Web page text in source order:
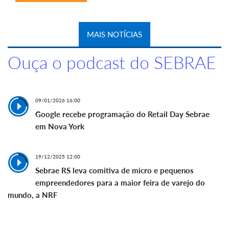
MAIS NOTÍCIAS
Ouça o podcast do SEBRAE
09/01/2026 16:00
Google recebe programação do Retail Day Sebrae
em Nova York
19/12/2025 12:00
Sebrae RS leva comitiva de micro e pequenos
empreendedores para a maior feira de varejo do
mundo, a NRF